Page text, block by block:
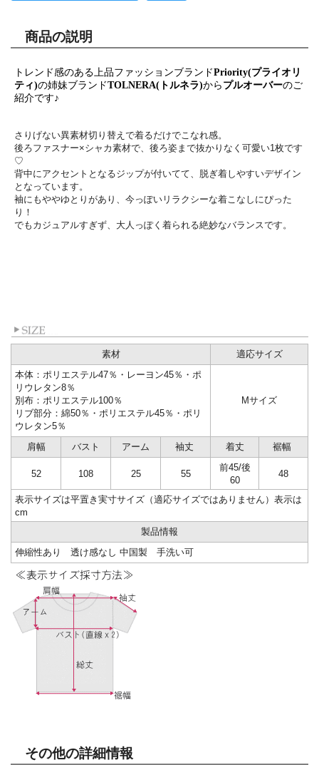
商品の説明
トレンド感のある上品ファッションブランドPriority(プライオリ
ティ)の姉妹ブランドTOLNERA(トルネラ)から プルオーバーのご
紹介です♪
さりげない異素材切り替えで着るだけでこなれ感。
後ろファスナー×シャカ素材で、 後ろ姿まで抜かりなく可愛い1枚です
♡
背中にアクセントとなるジップが付いてて、
脱ぎ着しやすいデザイン
となっています。
袖にもややゆとりがあり、 今っぽいリラクシーな着こなしにぴった
り！
でもカジュアルすぎず、 大人っぽく着られる絶妙なバランスです。
素材
適応サイズ
本体：ポリエステル47％・レーヨン45％・ポ
リウレタン8％
別布：ポリエステル100％
リブ部分：綿50％・ポリエステル45％・ポリ
ウレタン5％
Mサイズ
肩幅 バスト アーム 袖丈 着丈 裾幅
52 108 25 55
前45/後
60
48
表示サイズは平置き実寸サイズ（適応サイズではありません）表示は
cm
製品情報
伸縮性あり 透け感なし 中国製 手洗い可
その他の詳細情報